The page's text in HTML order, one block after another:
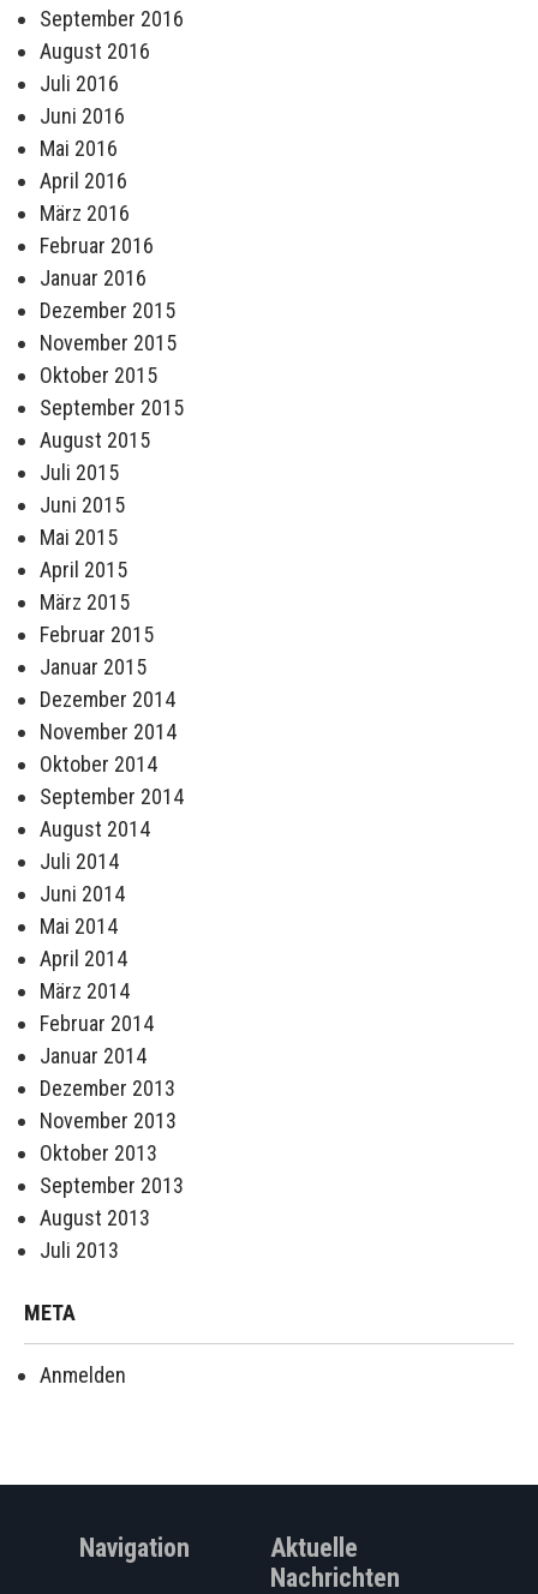
September 2016
August 2016
Juli 2016
Juni 2016
Mai 2016
April 2016
März 2016
Februar 2016
Januar 2016
Dezember 2015
November 2015
Oktober 2015
September 2015
August 2015
Juli 2015
Juni 2015
Mai 2015
April 2015
März 2015
Februar 2015
Januar 2015
Dezember 2014
November 2014
Oktober 2014
September 2014
August 2014
Juli 2014
Juni 2014
Mai 2014
April 2014
März 2014
Februar 2014
Januar 2014
Dezember 2013
November 2013
Oktober 2013
September 2013
August 2013
Juli 2013
META
Anmelden
Navigation
Aktuelle
Nachrichten